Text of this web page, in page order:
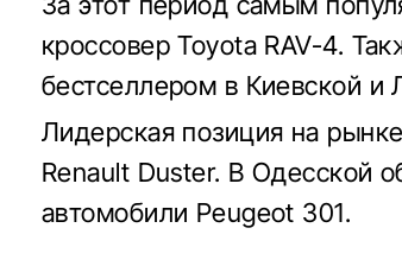
кроссовер Toyota RAV-4.
бестселлером в Киевской и
Лидерская позиция на
Renault Duster. В Одесской
автомобили Peugeot 301.